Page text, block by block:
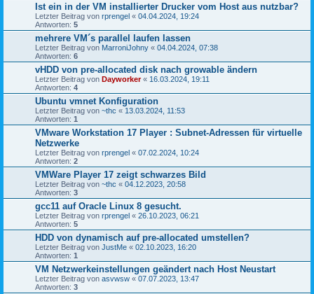
Ist ein in der VM installierter Drucker vom Host aus nutzbar?
Letzter Beitrag von rprengel « 04.04.2024, 19:24
Antworten: 5
mehrere VM´s parallel laufen lassen
Letzter Beitrag von MarroniJohny « 04.04.2024, 07:38
Antworten: 6
vHDD von pre-allocated disk nach growable ändern
Letzter Beitrag von Dayworker« 16.03.2024, 19:11
Antworten: 4
Ubuntu vmnet Konfiguration
Letzter Beitrag von ~thc « 13.03.2024, 11:53
Antworten: 1
VMware Workstation 17 Player : Subnet-Adressen für virtuelle
Netzwerke
Letzter Beitrag von rprengel « 07.02.2024, 10:24
Antworten: 2
VMWare Player 17 zeigt schwarzes Bild
Letzter Beitrag von ~thc « 04.12.2023, 20:58
Antworten: 3
gcc11 auf Oracle Linux 8 gesucht.
Letzter Beitrag von rprengel « 26.10.2023, 06:21
Antworten: 5
HDD von dynamisch auf pre-allocated umstellen?
Letzter Beitrag von JustMe « 02.10.2023, 16:20
Antworten: 1
VM Netzwerkeinstellungen geändert nach Host Neustart
Letzter Beitrag von asvwsw « 07.07.2023, 13:47
Antworten: 3